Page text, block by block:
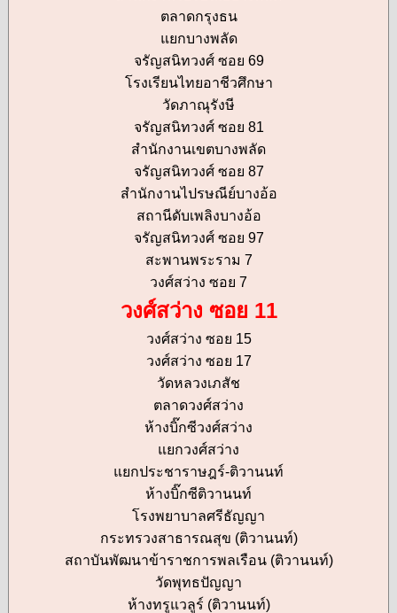
ตลาดกรุงธน
แยกบางพลัด
จรัญสนิทวงศ์ ซอย 69
โรงเรียนไทยอาชีวศึกษา
วัดภาณุรังษี
จรัญสนิทวงศ์ ซอย 81
สำนักงานเขตบางพลัด
จรัญสนิทวงศ์ ซอย 87
สำนักงานไปรษณีย์บางอ้อ
สถานีดับเพลิงบางอ้อ
จรัญสนิทวงศ์ ซอย 97
สะพานพระราม 7
วงศ์สว่าง ซอย 7
วงศ์สว่าง ซอย 11
วงศ์สว่าง ซอย 15
วงศ์สว่าง ซอย 17
วัดหลวงเภสัช
ตลาดวงศ์สว่าง
ห้างบิ๊กซีวงศ์สว่าง
แยกวงศ์สว่าง
แยกประชาราษฎร์-ติวานนท์
ห้างบิ๊กซีติวานนท์
โรงพยาบาลศรีธัญญา
กระทรวงสาธารณสุข (ติวานนท์)
สถาบันพัฒนาข้าราชการพลเรือน (ติวานนท์)
วัดพุทธปัญญา
ห้างทรูแวลูร์ (ติวานนท์)